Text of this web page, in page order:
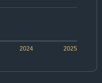
2024 2025